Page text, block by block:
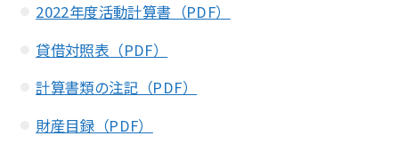
2022年度活動計算書（PDF）
貸借対照表（PDF）
計算書類の注記（PDF）
財産目録（PDF）